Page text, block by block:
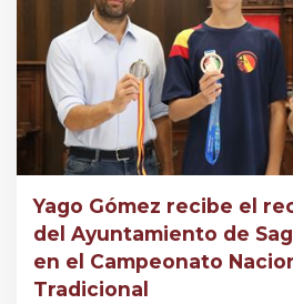
Yago Gómez recibe el
del Ayuntamiento de
en el Campeonato
Tradicional